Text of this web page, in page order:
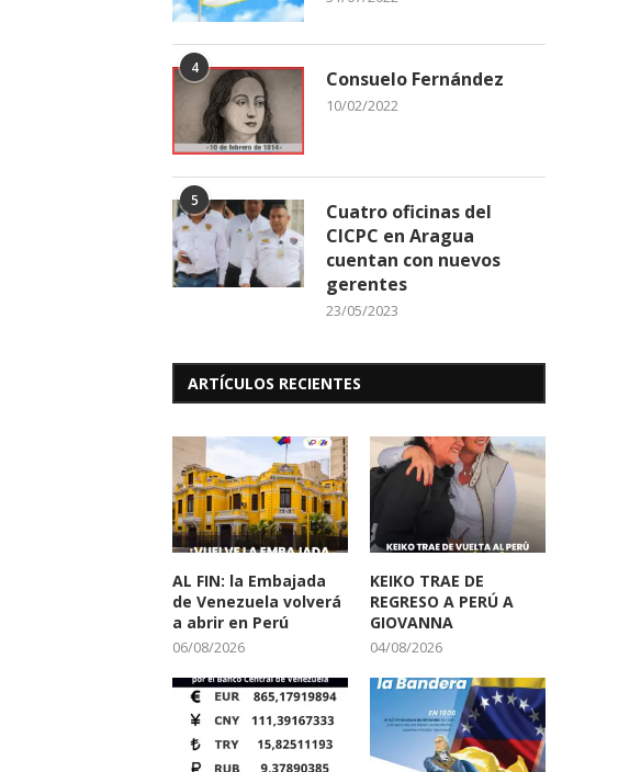
4 Consuelo Fernández
10/02/2022
5
Cuatro oficinas del
CICPC en Aragua
cuentan con nuevos
gerentes
23/05/2023
ARTÍCULOS RECIENTES
AL FIN: la Embajada
de Venezuela volverá
a abrir en Perú
06/08/2026
KEIKO TRAE DE
REGRESO A PERÚ A
GIOVANNA
04/08/2026